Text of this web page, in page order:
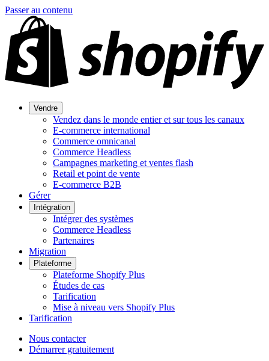
Passer au contenu
Vendre
Vendez dans le monde entier et sur tous les canaux
E-commerce international
Commerce omnicanal
Commerce Headless
Campagnes marketing et ventes flash
Retail et point de vente
E-commerce B2B
Gérer
Intégration
Intégrer des systèmes
Commerce Headless
Partenaires
Migration
Plateforme
Plateforme Shopify Plus
Études de cas
Tarification
Mise à niveau vers Shopify Plus
Tarification
Nous contacter
Démarrer gratuitement